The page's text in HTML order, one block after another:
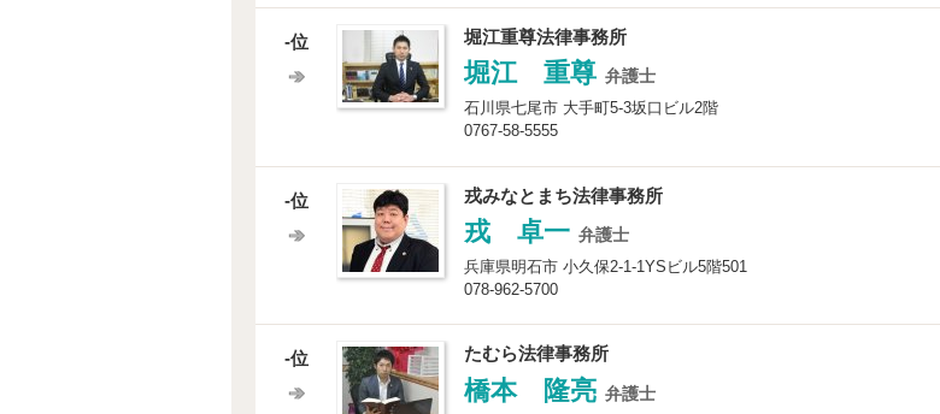
-位 堀江重尊法律事務所
堀江 重尊 弁護士
石川県七尾市 大手町5-3坂口ビル2階
0767-58-5555
-位 戎みなとまち法律事務所
戎 卓一 弁護士
兵庫県明石市 小久保2-1-1YSビル5階501
078-962-5700
-位 たむら法律事務所
橋本 隆亮 弁護士